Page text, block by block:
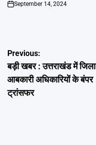
on
September 14, 2024
Post
navigation
Previous:
बड़ी खबर : उत्तराखंड में जिला
आबकारी अधिकारियों के बंपर
ट्रांसफर